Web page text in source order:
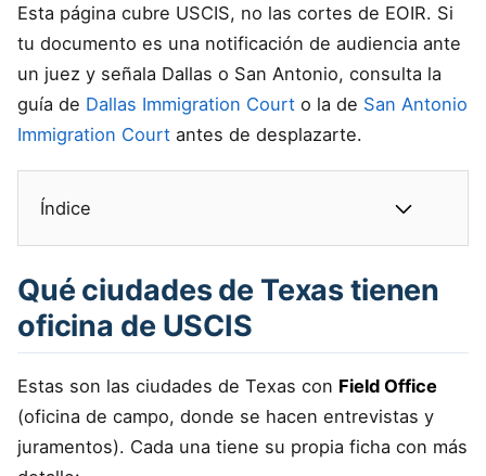
Esta página cubre USCIS, no las cortes de EOIR. Si
tu documento es una notificación de audiencia ante
un juez y señala Dallas o San Antonio, consulta la
guía de Dallas Immigration Court o la de San Antonio
Immigration Court antes de desplazarte.
Índice
Qué ciudades de Texas tienen
oficina de USCIS
Estas son las ciudades de Texas con Field Office
(oficina de campo, donde se hacen entrevistas y
juramentos). Cada una tiene su propia ficha con más